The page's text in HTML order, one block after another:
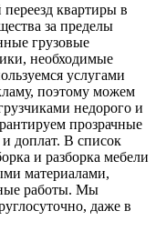
квартиры в
за пределы
грузовые
необходимые
услугами
поэтому можем
недорого и
прозрачные
доплат. В список
и разборка мебели
материалами,
работы. Мы
даже в